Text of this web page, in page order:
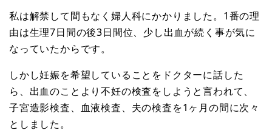
私は解禁して間もなく婦人科にかかりました。1番の理
由は生理7日間の後3日間位、少し出血が続く事が気に
なっていたからです。
しかし妊娠を希望していることをドクターに話した
ら、出血のことより不妊の検査をしようと言われて、
子宮造影検査、血液検査、夫の検査を1ヶ月の間に次々
としました。